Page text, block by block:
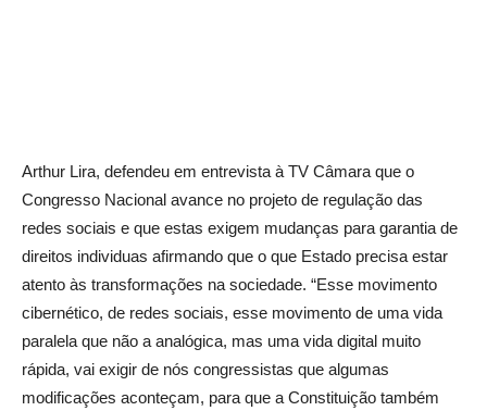
Arthur Lira, defendeu em entrevista à TV Câmara que o
Congresso Nacional avance no projeto de regulação das
redes sociais e que estas exigem mudanças para garantia de
direitos individuas afirmando que o que Estado precisa estar
atento às transformações na sociedade. “Esse movimento
cibernético, de redes sociais, esse movimento de uma vida
paralela que não a analógica, mas uma vida digital muito
rápida, vai exigir de nós congressistas que algumas
modificações aconteçam, para que a Constituição também